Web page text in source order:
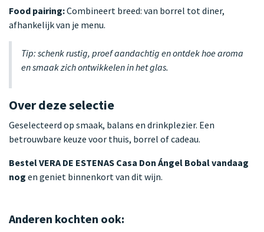
Food pairing:Combineert breed: van borrel tot diner,
afhankelijk van je menu.
Tip: schenk rustig, proef aandachtig en ontdek hoe aroma
en smaak zich ontwikkelen in het glas.
Over deze selectie
Geselecteerd op smaak, balans en drinkplezier. Een
betrouwbare keuze voor thuis, borrel of cadeau.
Bestel VERA DE ESTENAS Casa Don Ángel Bobal vandaag
nog en geniet binnenkort van dit wijn.
Anderen kochten ook: